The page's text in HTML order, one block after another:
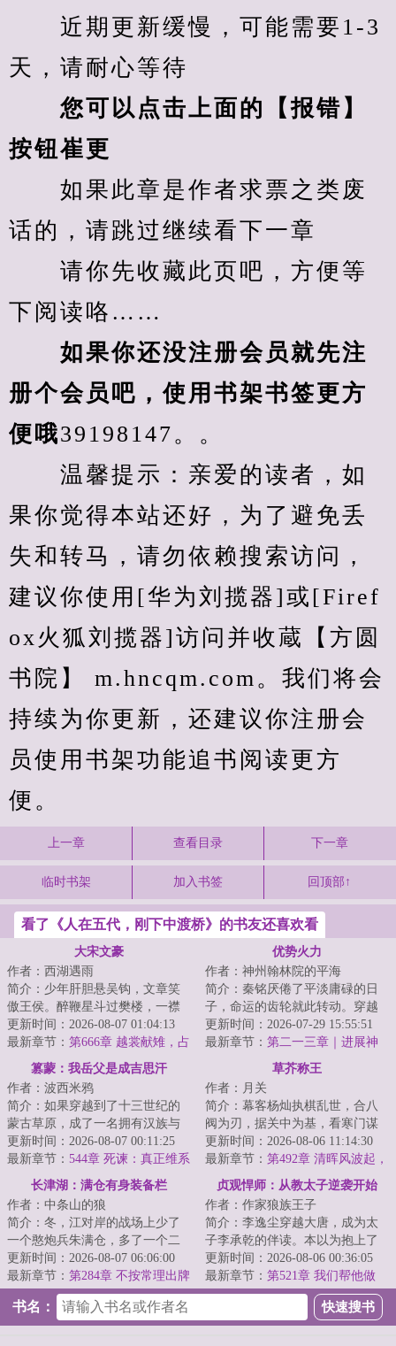
近期更新缓慢，可能需要1-3
天，请耐心等待
您可以点击上面的【报错】
按钮崔更
如果此章是作者求票之类废
话的，请跳过继续看下一章
请你先收藏此页吧，方便等
下阅读咯……
如果你还没注册会员就先注
册个会员吧，使用书架书签更方
便哦39198147。。
温馨提示：亲爱的读者，如
果你觉得本站还好，为了避免丢
失和转马，请勿依赖搜索访问，
建议你使用[华为刘揽器]或[Firef
ox火狐刘揽器]访问并收蔵【方圆
书院】 m.hncqm.com。我们将会
持续为你更新，还建议你注册会
员使用书架功能追书阅读更方
便。
上一章 查看目录 下一章
临时书架 加入书签 回顶部↑
看了《人在五代，刚下中渡桥》的书友还喜欢看
大宋文豪
作者：西湖遇雨
简介：少年肝胆悬吴钩，文章笑
傲王侯。醉鞭星斗过樊楼，一襟
唐气象，半卷宋风流！...
更新时间：2026-08-07 01:04:13
最新章节： 第666章 越裳献雉，占
城输稻
优势火力
作者：神州翰林院的平海
简介：秦铭厌倦了平淡庸碌的日
子，命运的齿轮就此转动。穿越
后他才发现，这里战火肆虐，孤
注一掷的多国联...
更新时间：2026-07-29 15:55:51
最新章节： 第二一三章｜进展神
篡蒙：我岳父是成吉思汗
作者：波西米鸦
简介：如果穿越到了十三世纪的
蒙古草原，成了一名拥有汉族与
蒙古族血统的少年，你会如何选
择？是南下回归...
更新时间：2026-08-07 00:11:25
最新章节： 544章 死谏：真正维系
世界一统的不是铁路电报，而是
太祖的规矩！
草芥称王
作者：月关
简介：幕客杨灿执棋乱世，合八
阀为刃，据关中为基，看寒门谋
士以权谋为笔、铁血为墨，问鼎
天下！...
更新时间：2026-08-06 11:14:30
最新章节： 第492章 清晖风波起，
文会定鼎时
长津湖：满仓有身装备栏
作者：中条山的狼
简介：冬，江对岸的战场上少了
一个憨炮兵朱满仓，多了一个二
十一世纪的穿越客朱满仓。他继
承了老班长用命...
更新时间：2026-08-07 06:06:00
最新章节： 第284章 不按常理出牌
贞观悍师：从教太子逆袭开始
作者：作家狼族王子
简介：李逸尘穿越大唐，成为太
子李承乾的伴读。本以为抱上了
未来皇帝的大腿，却惊恐发现一
年后，太子谋造...
更新时间：2026-08-06 00:36:05
最新章节： 第521章 我们帮他做
事，图什么？
书名：